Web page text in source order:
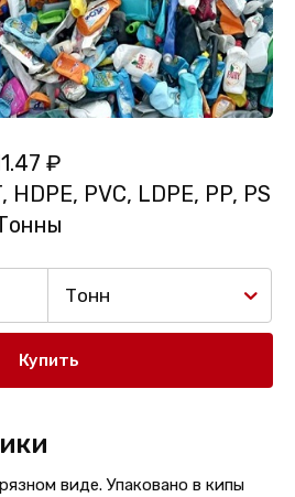
₽
HDPE, PVC, LDPE, PP, PS
Тонн
Купить
виде. Упаковано в кипы